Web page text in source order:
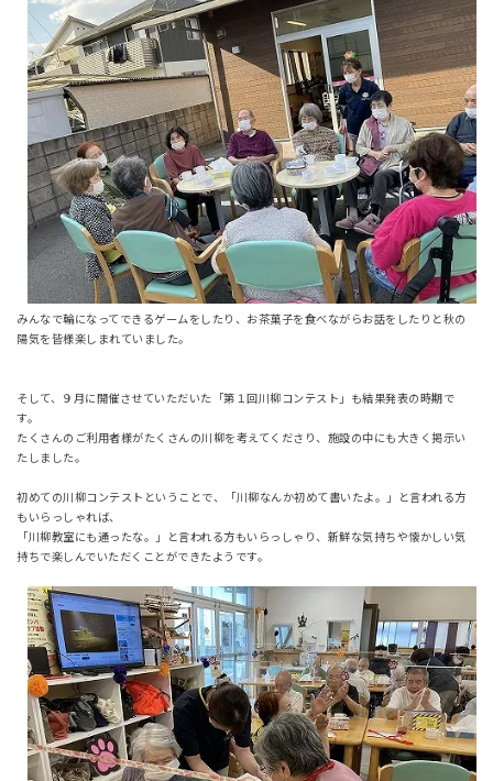
みんなで輪になってできるゲームをしたり、お茶菓子を食べながらお話をしたりと秋の
陽気を皆様楽しまれていました。
そして、９月に開催させていただいた「第１回川柳コンテスト」も結果発表の時期で
す。
たくさんのご利用者様がたくさんの川柳を考えてくださり、施設の中にも大きく掲示い
たしました。
初めての川柳コンテストということで、「川柳なんか初めて書いたよ。」と言われる方
もいらっしゃれば、
「川柳教室にも通ったな。」と言われる方もいらっしゃり、新鮮な気持ちや懐かしい気
持ちで楽しんでいただくことができたようです。